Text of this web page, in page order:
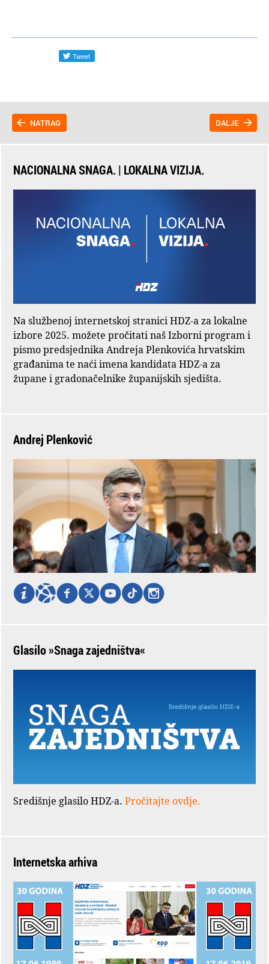
NATRAG DALJE
NACIONALNA SNAGA. | LOKALNA VIZIJA.
Na službenoj internetskoj stranici HDZ-a za lokalne
izbore 2025. možete pročitati naš Izborni program i
pismo predsjednika Andreja Plenkovića hrvatskim
građanima te naći imena kandidata HDZ-a za
župane i gradonačelnike županijskih sjedišta.
Andrej Plenković
Glasilo »Snaga zajedništva«
Središnje glasilo HDZ-a. Pročitajte ovdje.
Internetska arhiva